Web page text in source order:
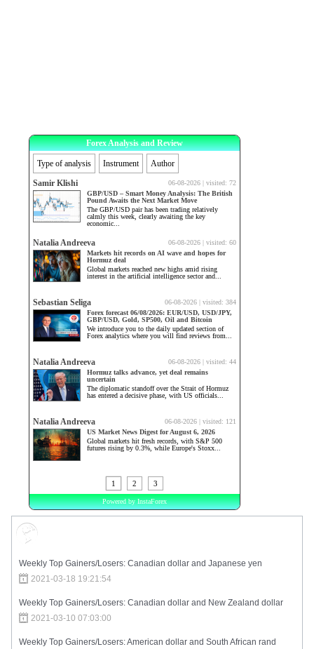
Weekly Top Gainers/Losers: Canadian dollar and Japanese yen
2021-03-18 19:21:54
Weekly Top Gainers/Losers: Canadian dollar and New Zealand dollar
2021-03-10 07:03:00
Weekly Top Gainers/Losers: American dollar and South African rand